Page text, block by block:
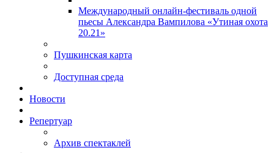
Международный онлайн-фестиваль одной
пьесы Александра Вампилова «Утиная охота
20.21»
Пушкинская карта
Доступная среда
Новости
Репертуар
Архив спектаклей